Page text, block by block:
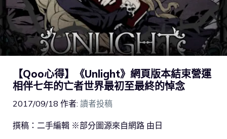
【Qoo心得】《Unlight》網頁版本結束營運
相伴七年的亡者世界最初至最終的悼念
2017/09/18 作者: 讀者投稿
撰稿：二手編輯 ※部分圖源來自網路 由日